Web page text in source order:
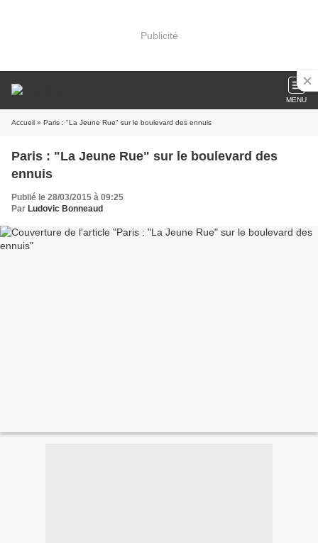
Publicité
MENU
Accueil » Paris : "La Jeune Rue" sur le boulevard des ennuis
Paris : "La Jeune Rue" sur le boulevard des
ennuis
Publié le 28/03/2015 à 09:25
Par Ludovic Bonneaud